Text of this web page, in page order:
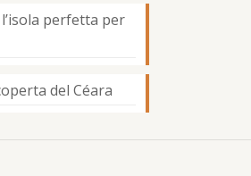
perfetta per
del Céara